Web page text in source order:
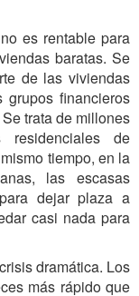
es rentable para
baratas. Se
de las viviendas
grupos financieros
trata de millones
residenciales de
tiempo, en la
las escasas
dejar plaza a
casi nada para
dramática. Los
más rápido que